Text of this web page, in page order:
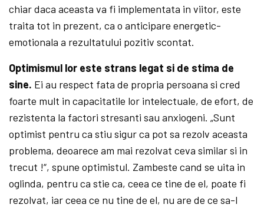
chiar daca aceasta va fi implementata in viitor, este
traita tot in prezent, ca o anticipare energetic-
emotionala a rezultatului pozitiv scontat.
Optimismul lor este strans legat si de stima de
sine. Ei au respect fata de propria persoana si cred
foarte mult in capacitatile lor intelectuale, de efort, de
rezistenta la factori stresanti sau anxiogeni. „Sunt
optimist pentru ca stiu sigur ca pot sa rezolv aceasta
problema, deoarece am mai rezolvat ceva similar si in
trecut !“, spune optimistul. Zambeste cand se uita in
oglinda, pentru ca stie ca, ceea ce tine de el, poate fi
rezolvat, iar ceea ce nu tine de el, nu are de ce sa-l